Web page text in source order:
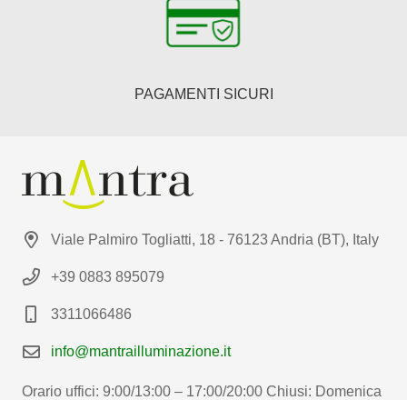
PAGAMENTI SICURI
Viale Palmiro Togliatti, 18 - 76123 Andria (BT), Italy
+39 0883 895079
3311066486
info@mantrailluminazione.it
Orario uffici: 9:00/13:00 – 17:00/20:00 Chiusi: Domenica